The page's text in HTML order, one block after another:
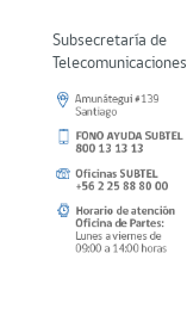
Subsecretaría de
Telecomunicaciones